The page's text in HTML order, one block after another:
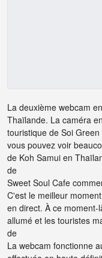
La deuxième webcam
Thaïlande. La caméra
touristique de Soi
vous pouvez voir
de Koh Samui en
de
Sweet Soul Cafe
C'est le meilleur
en direct. À ce
allumé et les touristes
de
La webcam fonctionne